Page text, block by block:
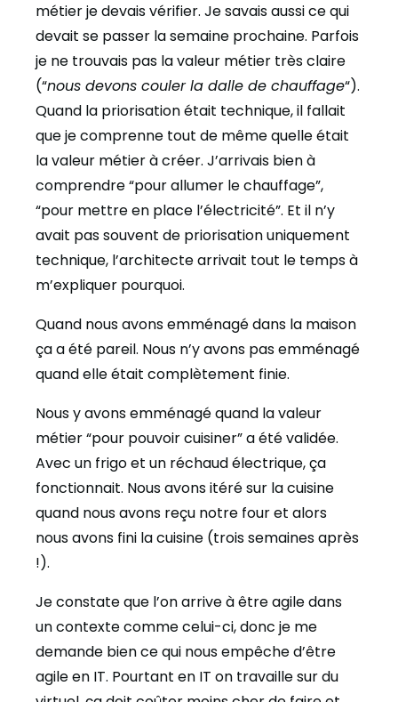
métier je devais vérifier. Je savais aussi ce qui
devait se passer la semaine prochaine. Parfois
je ne trouvais pas la valeur métier très claire
(“nous devons couler la dalle de chauffage“).
Quand la priorisation était technique, il fallait
que je comprenne tout de même quelle était
la valeur métier à créer. J’arrivais bien à
comprendre “pour allumer le chauffage”,
“pour mettre en place l’électricité”. Et il n’y
avait pas souvent de priorisation uniquement
technique, l’architecte arrivait tout le temps à
m’expliquer pourquoi.
Quand nous avons emménagé dans la maison
ça a été pareil. Nous n’y avons pas emménagé
quand elle était complètement finie.
Nous y avons emménagé quand la valeur
métier “pour pouvoir cuisiner” a été validée.
Avec un frigo et un réchaud électrique, ça
fonctionnait. Nous avons itéré sur la cuisine
quand nous avons reçu notre four et alors
nous avons fini la cuisine (trois semaines après
!).
Je constate que l’on arrive à être agile dans
un contexte comme celui-ci, donc je me
demande bien ce qui nous empêche d’être
agile en IT. Pourtant en IT on travaille sur du